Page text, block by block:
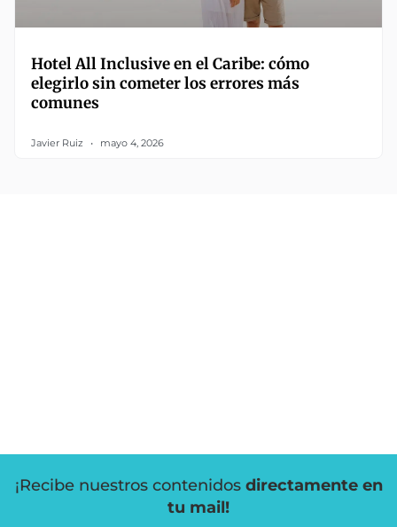
Hotel All Inclusive en el Caribe: cómo
elegirlo sin cometer los errores más
comunes
Javier Ruiz mayo 4, 2026
¡Recibe nuestros contenidos directamente en
tu mail!